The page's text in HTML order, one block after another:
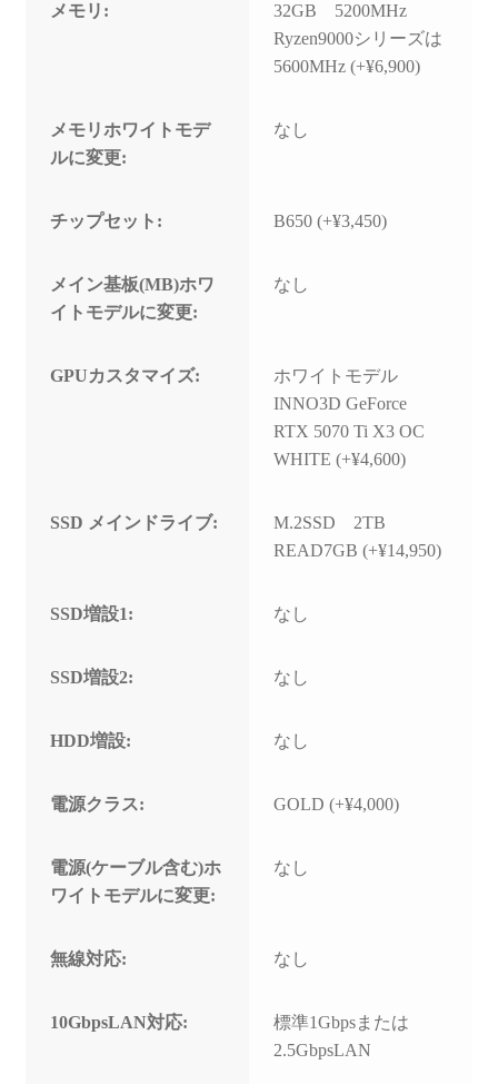
メモリ:
32GB 5200MHz
Ryzen9000シリーズは
5600MHz (+¥6,900)
メモリホワイトモデ
ルに変更:
なし
チップセット: B650 (+¥3,450)
メイン基板(MB)ホワ
イトモデルに変更:
なし
GPUカスタマイズ:
ホワイトモデル
INNO3D GeForce
RTX 5070 Ti X3 OC
WHITE (+¥4,600)
SSD メインドライブ:
M.2SSD 2TB
READ7GB (+¥14,950)
SSD増設1: なし
SSD増設2: なし
HDD増設: なし
電源クラス: GOLD (+¥4,000)
電源(ケーブル含む)ホ
ワイトモデルに変更:
なし
無線対応: なし
10GbpsLAN対応:
標準1Gbpsまたは
2.5GbpsLAN